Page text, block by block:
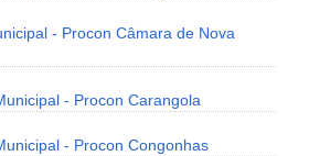
- Procon Câmara de Nova
- Procon Carangola
- Procon Congonhas